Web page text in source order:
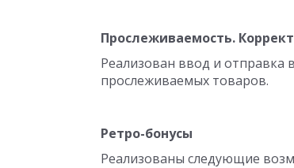
Прослеживаемость.
Реализован ввод и
прослеживаемых товаров.
Ретро-бонусы
Реализованы следующие